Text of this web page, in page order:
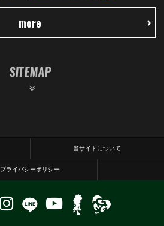
more
SITEMAP
当サイトについて
プライバシーポリシー